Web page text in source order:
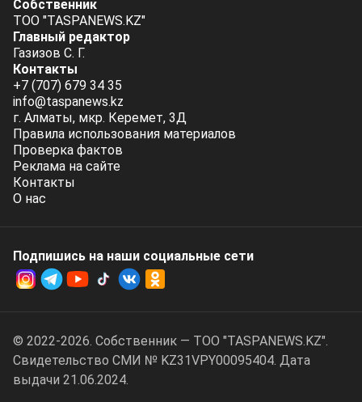
Собственник
ТОО "TASPANEWS.KZ"
Главный редактор
Газизов С. Г.
Контакты
+7 (707) 679 34 35
info@taspanews.kz
г. Алматы, мкр. Керемет, 3Д
Правила использования материалов
Проверка фактов
Реклама на сайте
Контакты
О нас
Подпишись на наши социальные cети
© 2022-2026. Собственник — ТОО "TASPANEWS.KZ".
Cвидетельство СМИ № KZ31VPY00095404. Дата
выдачи 21.06.2024.